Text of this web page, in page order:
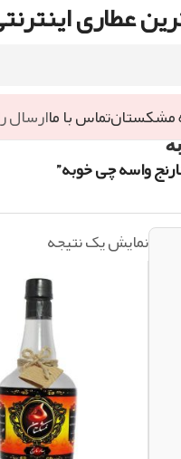
عطاری
مشکستانتماس با ماارسال
واسه چی خوبه”
نمایش یک نتیجه